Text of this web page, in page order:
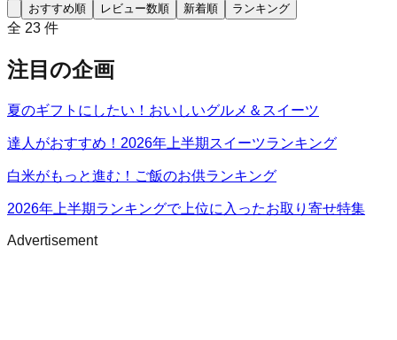
おすすめ順
レビュー数順 新着順 ランキング
全 23 件
注目の企画
夏のギフトにしたい！おいしいグルメ＆スイーツ
達人がおすすめ！2026年上半期スイーツランキング
白米がもっと進む！ご飯のお供ランキング
2026年上半期ランキングで上位に入ったお取り寄せ特集
Advertisement